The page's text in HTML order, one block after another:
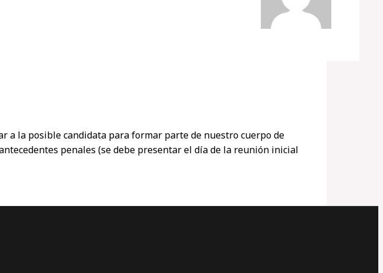
a la posible candidata para formar parte de nuestro cuerpo de
penales (se debe presentar el día de la reunión inicial